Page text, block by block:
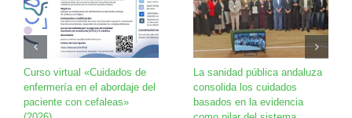
Curso virtual «Cuidados de
enfermería en el abordaje del
paciente con cefaleas»
La sanidad pública andaluza
consolida los cuidados
basados en la evidencia